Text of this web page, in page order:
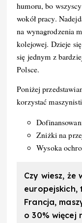
humoru, bo
wokół pracy.
na wynagrodzenia
kolejowej. Dzieje
się jednym z
Polsce.
Poniżej
korzystać
Zniżki na
Wysoka
Czy wiesz,
europejskich,
Francja,
o 30% więcej